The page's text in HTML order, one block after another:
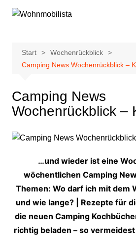
Inhalt
Start
Wochenrückblick
Camping News Wochenrückblick –
Camping News
Wochenrückblick –
…und wieder ist eine
wöchentlichen Camping
Themen: Wo darf ich mit dem
und wie lange? | Rezepte für
die neuen Camping
richtig beladen – so